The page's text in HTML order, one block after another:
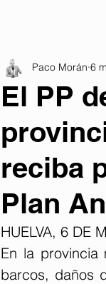
El PP
reciba
Plan
Paco Morán 6
HUELVA, 6 DE
En la provincia
barcos, daños